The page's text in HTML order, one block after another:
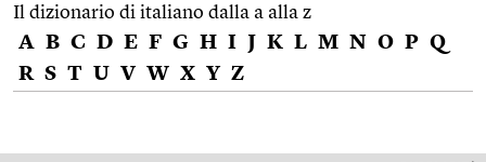
Il dizionario di italiano dalla a alla z
A B C D E F G H I J K L M N O P Q
R S T U V W X Y Z